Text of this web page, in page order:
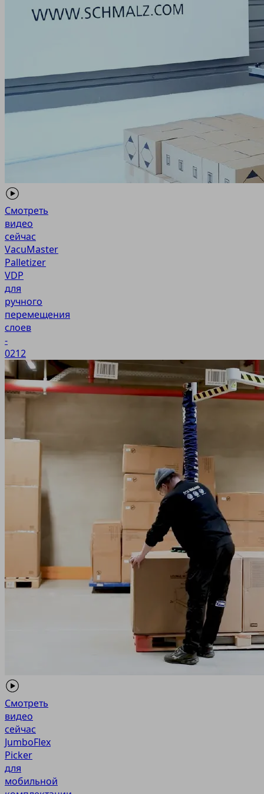
Смотреть
видео
сейчас
VacuMaster
Palletizer
VDP
для
ручного
перемещения
слоев
-
0212
Смотреть
видео
сейчас
JumboFlex
Picker
для
мобильной